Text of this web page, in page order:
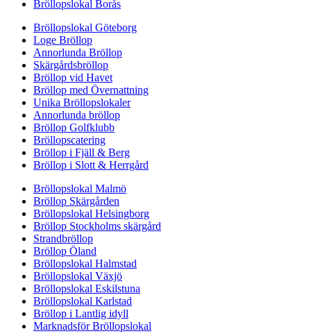
Bröllopslokal Borås
Bröllopslokal Göteborg
Loge Bröllop
Annorlunda Bröllop
Skärgårdsbröllop
Bröllop vid Havet
Bröllop med Övernattning
Unika Bröllopslokaler
Annorlunda bröllop
Bröllop Golfklubb
Bröllopscatering
Bröllop i Fjäll & Berg
Bröllop i Slott & Herrgård
Bröllopslokal Malmö
Bröllop Skärgården
Bröllopslokal Helsingborg
Bröllop Stockholms skärgård
Strandbröllop
Bröllop Öland
Bröllopslokal Halmstad
Bröllopslokal Växjö
Bröllopslokal Eskilstuna
Bröllopslokal Karlstad
Bröllop i Lantlig idyll
Marknadsför Bröllopslokal